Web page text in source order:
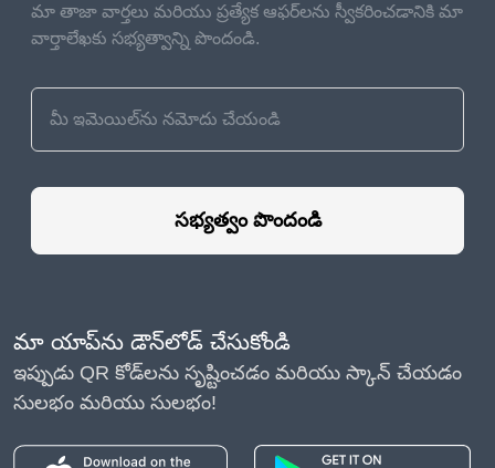
మా తాజా వార్తలు మరియు ప్రత్యేక ఆఫర్‌లను స్వీకరించడానికి మా
వార్తాలేఖకు సభ్యత్వాన్ని పొందండి.
సభ్యత్వం పొందండి
మా యాప్‌ను డౌన్‌లోడ్ చేసుకోండి
ఇప్పుడు QR కోడ్‌లను సృష్టించడం మరియు స్కాన్ చేయడం
సులభం మరియు సులభం!